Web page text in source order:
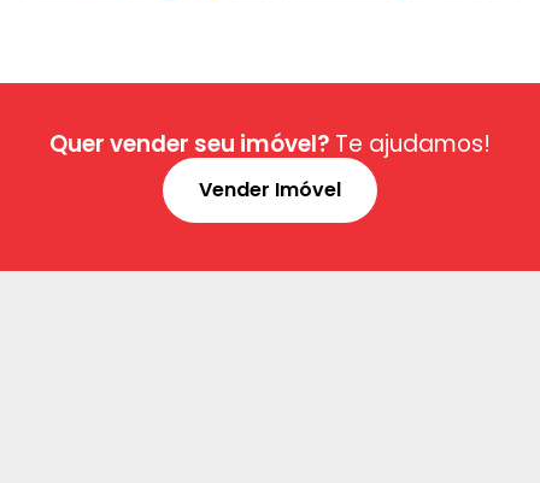
Quer vender seu imóvel? Te ajudamos!
Vender Imóvel